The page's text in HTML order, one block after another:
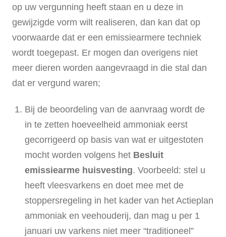
op uw vergunning heeft staan en u deze in
gewijzigde vorm wilt realiseren, dan kan dat op
voorwaarde dat er een emissiearmere techniek
wordt toegepast. Er mogen dan overigens niet
meer dieren worden aangevraagd in die stal dan
dat er vergund waren;
Bij de beoordeling van de aanvraag wordt de
in te zetten hoeveelheid ammoniak eerst
gecorrigeerd op basis van wat er uitgestoten
mocht worden volgens het Besluit
emissiearme huisvesting. Voorbeeld: stel u
heeft vleesvarkens en doet mee met de
stoppersregeling in het kader van het Actieplan
ammoniak en veehouderij, dan mag u per 1
januari uw varkens niet meer “traditioneel”